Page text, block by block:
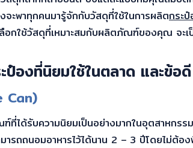
จะพาทุกคนมารู้จักกับวัสดุที่ใช้ในการผลิตกระ
ลือกใช้วัสดุที่เหมาะสมกับผลิตภัณฑ์ของคุณ จะเ
ป๋องที่นิยมใช้ในตลาด และข้
Can)
ได้รับความนิยมเป็นอย่างมากในอุตสาหกรร
มารถถนอมอาหารไว้ได้นาน 2 – 3 ปีโดยไม่ต้อ